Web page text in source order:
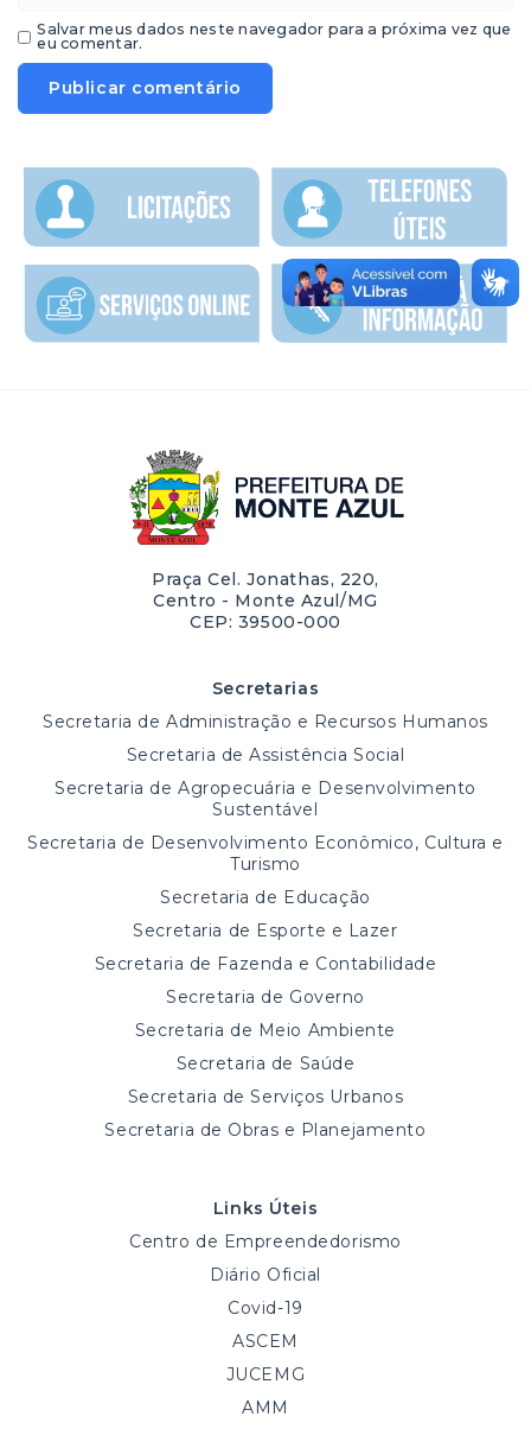
Salvar meus dados neste navegador para a próxima vez que
eu comentar.
Praça Cel. Jonathas, 220,
Centro - Monte Azul/MG
CEP: 39500-000
Secretarias
Secretaria de Administração e Recursos Humanos
Secretaria de Assistência Social
Secretaria de Agropecuária e Desenvolvimento
Sustentável
Secretaria de Desenvolvimento Econômico, Cultura e
Turismo
Secretaria de Educação
Secretaria de Esporte e Lazer
Secretaria de Fazenda e Contabilidade
Secretaria de Governo
Secretaria de Meio Ambiente
Secretaria de Saúde
Secretaria de Serviços Urbanos
Secretaria de Obras e Planejamento
Links Úteis
Centro de Empreendedorismo
Diário Oficial
Covid-19
ASCEM
JUCEMG
AMM